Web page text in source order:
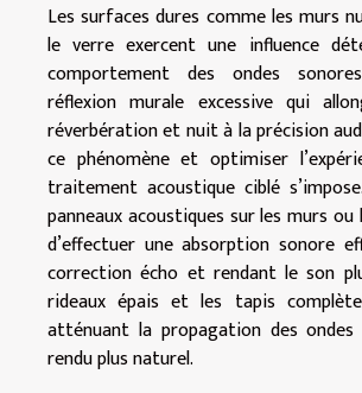
Les surfaces dures comme les murs
le verre exercent une influence
comportement des ondes
réflexion murale excessive qui
réverbération et nuit à la précision
ce phénomène et optimiser
traitement acoustique ciblé
panneaux acoustiques sur les murs
d’effectuer une absorption sonore
correction écho et rendant le son
rideaux épais et les tapis
atténuant la propagation des
rendu plus naturel.